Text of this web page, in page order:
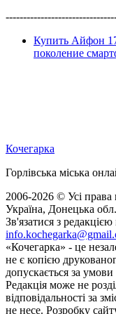
Купить Айфон
поколение
Кочегарка
Горлівська міська
2006-2026 © Усі
Україна, Донецька
Зв'язатися з
«Кочегарка» - це
не є копією
допускається за
Редакція може не
відповідальності за
не несе. Розробку